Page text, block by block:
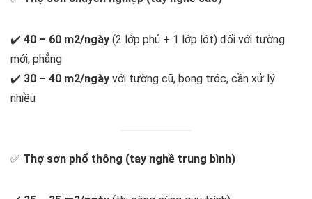
✔️ 40 – 60 m2/ngày (2 lớp phủ + 1 lớp lót) đối với tường
mới, phẳng
✔️ 30 – 40 m2/ngày với tường cũ, bong tróc, cần xử lý
nhiều
✅ Thợ sơn phổ thông (tay nghề trung bình)